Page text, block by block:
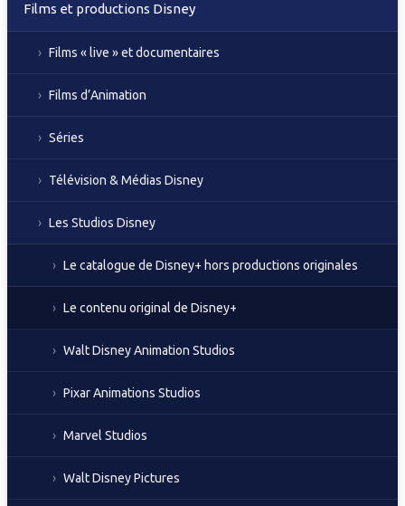
Films et productions Disney
Films « live » et documentaires
Films d’Animation
Séries
Télévision & Médias Disney
Les Studios Disney
Le catalogue de Disney+ hors productions originales
Le contenu original de Disney+
Walt Disney Animation Studios
Pixar Animations Studios
Marvel Studios
Walt Disney Pictures